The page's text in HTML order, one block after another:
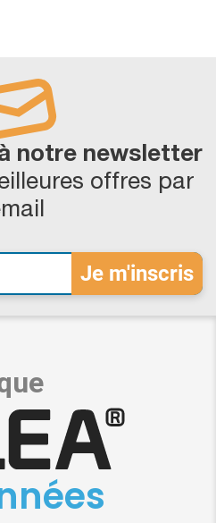
notre newsletter
offres par